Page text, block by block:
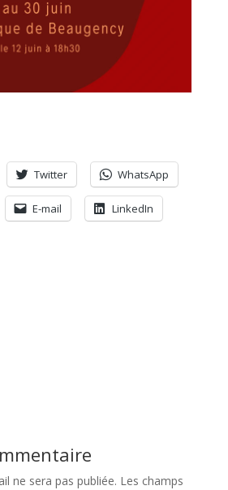
Twitter WhatsApp
E-mail LinkedIn
ne sera pas publiée. Les champs